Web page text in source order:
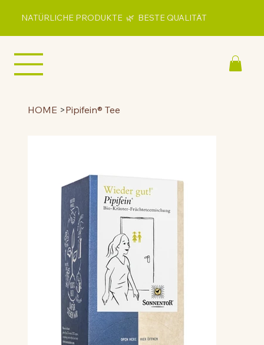
NATÜRLICHE PRODUKTE 🌿 BESTE QUALITÄT
HOME >Pipifein® Tee